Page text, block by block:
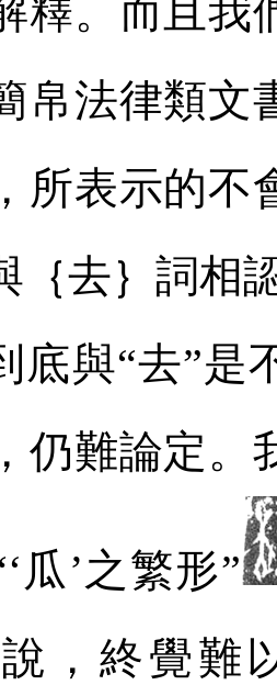
釋。而且我
帛法律類文
所表示的不
｛去｝詞相
底與“去”是
仍難論定。
瓜’之繁形”
，終覺難